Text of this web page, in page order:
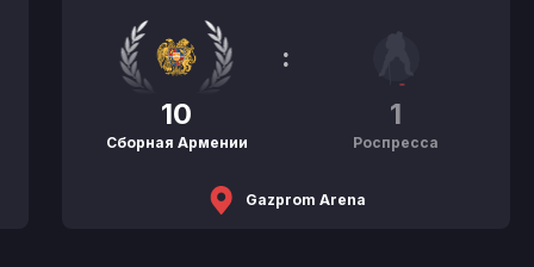
10
Сборная Армении
:
1
Роспресса
Gazprom Arena